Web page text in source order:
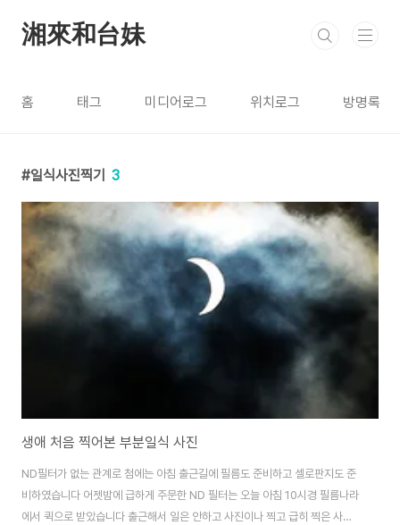
湘來和台妹
홈 태그 미디어로그 위치로그 방명록
일식사진찍기 3
생애 처음 찍어본 부분일식 사진
ND필터가 없는 관계로 첨에는 아침 출근길에 필름도 준비하고 셀로판지도 준
비하였습니다 어젯밤에 급하게 주문한 ND 필터는 오늘 아침 10시경 필름나라
에서 퀵으로 받았습니다 출근해서 일은 안하고 사진이나 찍고 급히 찍은 사진